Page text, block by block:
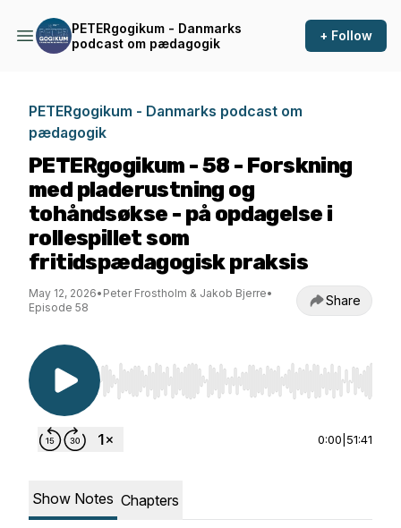
PETERgogikum - Danmarks
podcast om pædagogik
+ Follow
PETERgogikum - Danmarks podcast om
pædagogik
PETERgogikum - 58 - Forskning
med pladerustning og
tohåndsøkse - på opdagelse i
rollespillet som
fritidspædagogisk praksis
May 12, 2026• Peter Frostholm & Jakob Bjerre•
Episode 58
Share
Use Left/Right to seek, Home/End to jump to
0:00 51:41
Show Notes Chapters